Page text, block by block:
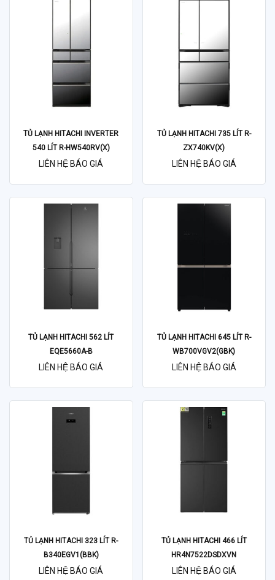
TỦ LẠNH HITACHI INVERTER
540 LÍT R-HW540RV(X)
LIÊN HỆ BÁO GIÁ
TỦ LẠNH HITACHI 735 LÍT R-
ZX740KV(X)
LIÊN HỆ BÁO GIÁ
TỦ LẠNH HITACHI 562 LÍT
EQE5660A-B
LIÊN HỆ BÁO GIÁ
TỦ LẠNH HITACHI 645 LÍT R-
WB700VGV2(GBK)
LIÊN HỆ BÁO GIÁ
TỦ LẠNH HITACHI 323 LÍT R-
B340EGV1(BBK)
LIÊN HỆ BÁO GIÁ
TỦ LẠNH HITACHI 466 LÍT
HR4N7522DSDXVN
LIÊN HỆ BÁO GIÁ